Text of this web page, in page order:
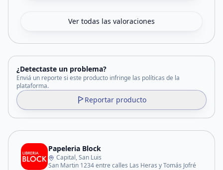
Ver todas las valoraciones
¿Detectaste un problema?
Enviá un reporte si este producto infringe las políticas de la
plataforma.
Reportar producto
Papeleria Block
Capital, San Luis
San Martin 1234 entre calles Las Heras y Tomás Jofré